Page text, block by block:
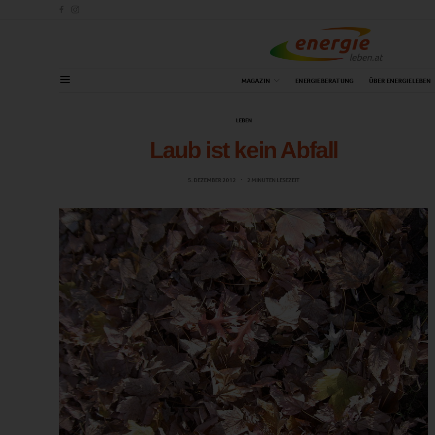
MAGAZIN ENERGIEBERATUNG ÜBER ENERGIELEBEN
LEBEN
Laub ist kein Abfall
5. DEZEMBER 2012 2 MINUTEN LESEZEIT